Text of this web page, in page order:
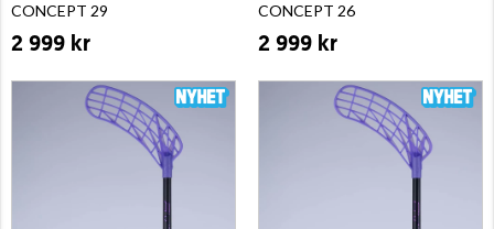
CONCEPT 29
2 999 kr
CONCEPT 26
2 999 kr